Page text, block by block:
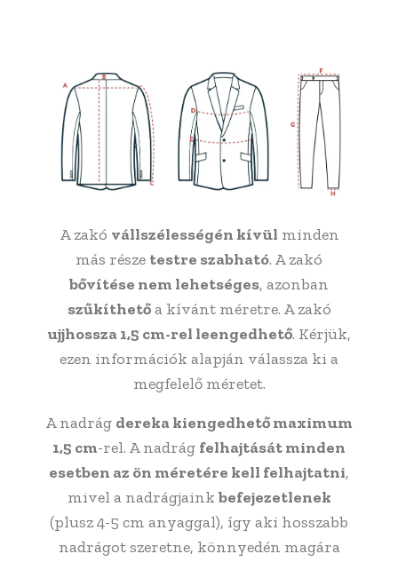
A zakó vállszélességén kívül minden
más része testre szabható. A zakó
bővítése nem lehetséges, azonban
szűkíthetőa kívánt méretre. A zakó
ujjhossza 1,5 cm-rel leengedhető. Kérjük,
ezen információk alapján válassza ki a
megfelelő méretet.
A nadrág dereka kiengedhető maximum
1,5 cm-rel. A nadrág felhajtását minden
esetben az ön méretére kell felhajtatni,
mivel a nadrágjaink befejezetlenek
(plusz 4-5 cm anyaggal), így aki hosszabb
nadrágot szeretne, könnyedén magára